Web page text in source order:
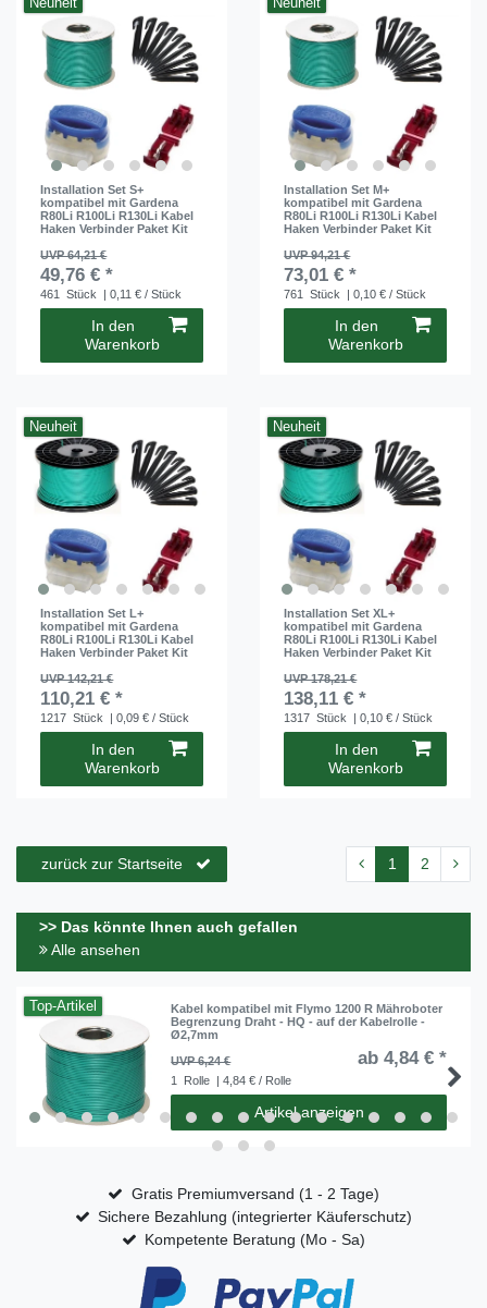
Installation Set S+
kompatibel mit Gardena
R80Li R100Li R130Li Kabel
Haken Verbinder Paket Kit
UVP 64,21 €
49,76 € *
461 Stück | 0,11 € / Stück
In den
Warenkorb
Installation Set M+
kompatibel mit Gardena
R80Li R100Li R130Li Kabel
Haken Verbinder Paket Kit
UVP 94,21 €
73,01 € *
761 Stück | 0,10 € / Stück
In den
Warenkorb
Neuheit
Installation Set L+
kompatibel mit Gardena
R80Li R100Li R130Li Kabel
Haken Verbinder Paket Kit
UVP 142,21 €
110,21 € *
1217 Stück | 0,09 € / Stück
In den
Warenkorb
Neuheit
Installation Set XL+
kompatibel mit Gardena
R80Li R100Li R130Li Kabel
Haken Verbinder Paket Kit
UVP 178,21 €
138,11 € *
1317 Stück | 0,10 € / Stück
In den
Warenkorb
zurück zur Startseite 1 2
>> Das könnte Ihnen auch gefallen
Alle ansehen
Top-Artikel
Kabel kompatibel mit Flymo 1200 R Mähroboter
Begrenzung Draht - HQ - auf der Kabelrolle -
Ø2,7mm
UVP 6,24 €
ab 4,84 € *
1 Rolle | 4,84 € / Rolle
Artikel anzeigen
Gratis Premiumversand (1 - 2 Tage)
Sichere Bezahlung (integrierter Käuferschutz)
Kompetente Beratung (Mo - Sa)